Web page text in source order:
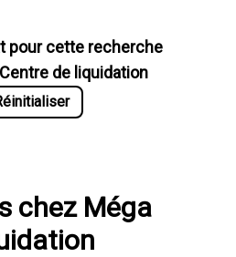
pour cette recherche
de liquidation
chez Méga